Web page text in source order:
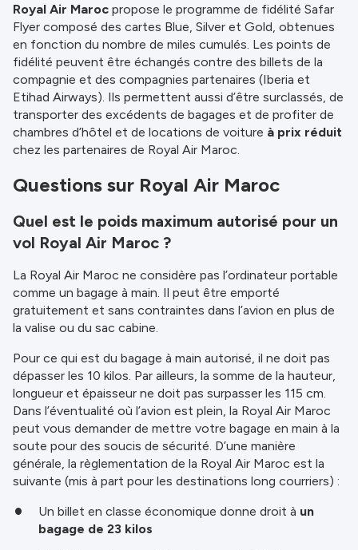
Royal Air Maroc propose le programme de fidélité Safar
Flyer composé des cartes Blue, Silver et Gold, obtenues
en fonction du nombre de miles cumulés. Les points de
fidélité peuvent être échangés contre des billets de la
compagnie et des compagnies partenaires (Iberia et
Etihad Airways). Ils permettent aussi d’être surclassés, de
transporter des excédents de bagages et de profiter de
chambres d’hôtel et de locations de voiture à prix réduit
chez les partenaires de Royal Air Maroc.
Questions sur Royal Air Maroc
Quel est le poids maximum autorisé pour un
vol Royal Air Maroc ?
La Royal Air Maroc ne considère pas l’ordinateur portable
comme un bagage à main. Il peut être emporté
gratuitement et sans contraintes dans l’avion en plus de
la valise ou du sac cabine.
Pour ce qui est du bagage à main autorisé, il ne doit pas
dépasser les 10 kilos. Par ailleurs, la somme de la hauteur,
longueur et épaisseur ne doit pas surpasser les 115 cm.
Dans l’éventualité où l’avion est plein, la Royal Air Maroc
peut vous demander de mettre votre bagage en main à la
soute pour des soucis de sécurité. D’une manière
générale, la règlementation de la Royal Air Maroc est la
suivante (mis à part pour les destinations long courriers) :
Un billet en classe économique donne droit à un
bagage de 23 kilos